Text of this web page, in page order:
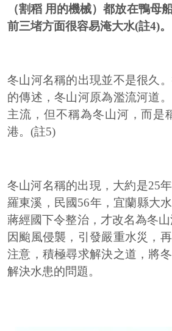
（割稻 用的機械）都放在鴨母
前三堵方面很容易淹大水(註4)。
冬山河名稱的出現並不是很久
的傳述，冬山河原為濫流河道
主流，但不稱為冬山河，而是
港。(註5)
冬山河名稱的出現，大約是25
羅東溪，民國56年，宜蘭縣大
蔣經國下令整治，才改名為冬
因颱風侵襲，引發嚴重水災，
注意，積極尋求解決之道，將
解決水患的問題。